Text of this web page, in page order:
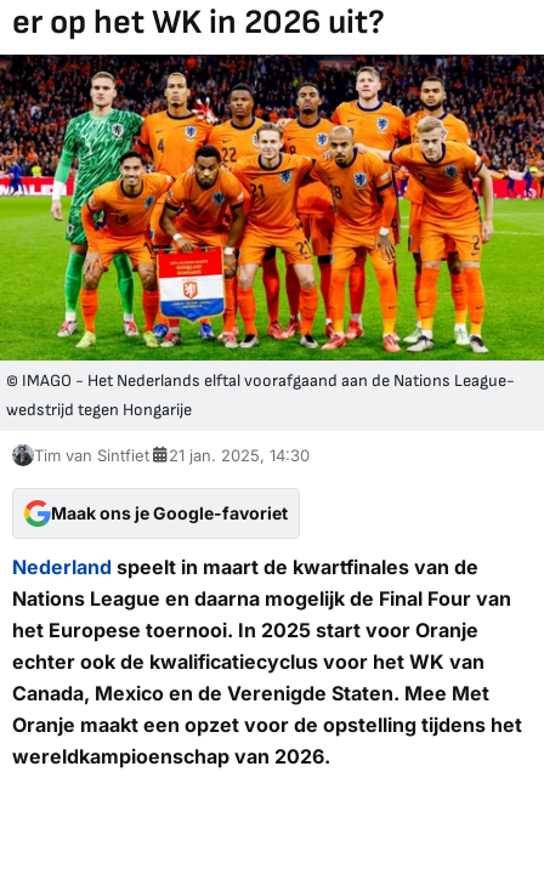
er op het WK in 2026 uit?
© IMAGO - Het Nederlands elftal voorafgaand aan de Nations League-
wedstrijd tegen Hongarije
Tim van Sintfiet 21 jan. 2025, 14:30
Maak ons je Google-favoriet
Nederland speelt in maart de kwartfinales van de
Nations League en daarna mogelijk de Final Four van
het Europese toernooi. In 2025 start voor Oranje
echter ook de kwalificatiecyclus voor het WK van
Canada, Mexico en de Verenigde Staten. Mee Met
Oranje maakt een opzet voor de opstelling tijdens het
wereldkampioenschap van 2026.